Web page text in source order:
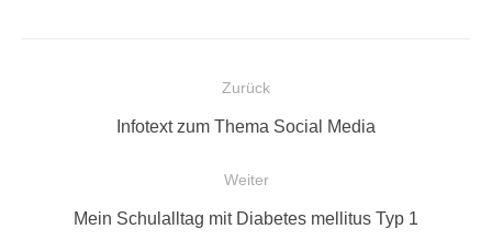
BeitragsnavigationZurück
Vorheriger
Infotext zum Thema Social Media
Weiter
Nächster
Mein Schulalltag mit Diabetes mellitus Typ 1